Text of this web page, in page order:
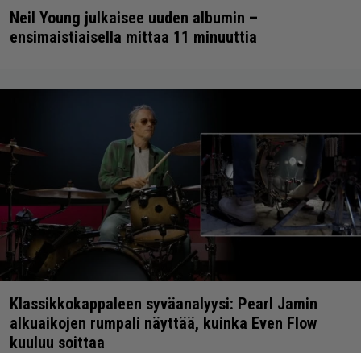
Neil Young julkaisee uuden albumin –
ensimaistiaisella mittaa 11 minuuttia
Klassikkokappaleen syväanalyysi: Pearl Jamin
alkuaikojen rumpali näyttää, kuinka Even Flow
kuuluu soittaa